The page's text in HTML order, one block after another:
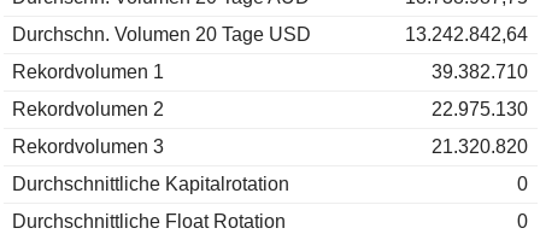
Durchschn. Volumen 20 Tage USD
13.242.842,64
Rekordvolumen 1
39.382.710
Rekordvolumen 2
22.975.130
Rekordvolumen 3
21.320.820
Durchschnittliche Kapitalrotation
0
Durchschnittliche Float Rotation
0